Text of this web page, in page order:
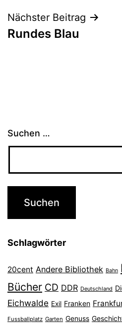
Nächster Beitrag
Rundes Blau
Suchen …
Schlagwörter
20cent Andere Bibliothek Bahn
Bücher CD DDR Deutschland
Eichwalde Exil Franken
Fussballplatz Garten Genuss